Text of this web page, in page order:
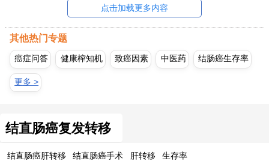
点击加载更多内容
其他热门专题
癌症问答 健康榨知机 致癌因素 中医药 结肠癌生存率
更多 >
结直肠癌复发转移
结直肠癌肝转移 结直肠癌手术 肝转移 生存率